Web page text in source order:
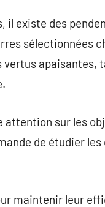
existe des
sélectionnées
apaisantes,
attention sur les
de étudier
maintenir leur